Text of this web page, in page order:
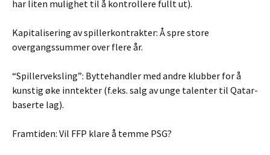
har liten mulighet til å kontrollere fullt ut).
Kapitalisering av spillerkontrakter: Å spre store
overgangssummer over flere år.
“Spillerveksling”: Byttehandler med andre klubber for å
kunstig øke inntekter (f.eks. salg av unge talenter til Qatar-
baserte lag).
Framtiden: Vil FFP klare å temme PSG?